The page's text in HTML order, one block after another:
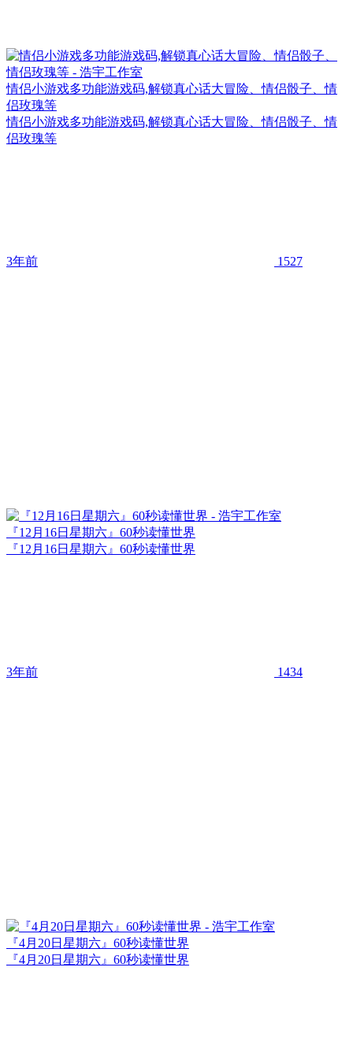
情侣小游戏多功能游戏码,解锁真心话大冒险、情侣骰子、情
侣玫瑰等
情侣小游戏多功能游戏码,解锁真心话大冒险、情侣骰子、情
侣玫瑰等
3年前 1527
『12月16日星期六』60秒读懂世界
『12月16日星期六』60秒读懂世界
3年前 1434
『4月20日星期六』60秒读懂世界
『4月20日星期六』60秒读懂世界